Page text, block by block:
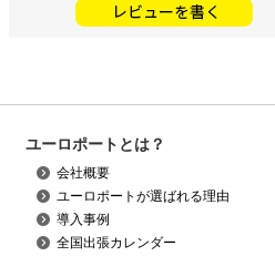
ユーロポートとは？
会社概要
ユーロポートが選ばれる理由
導入事例
全国出張カレンダー